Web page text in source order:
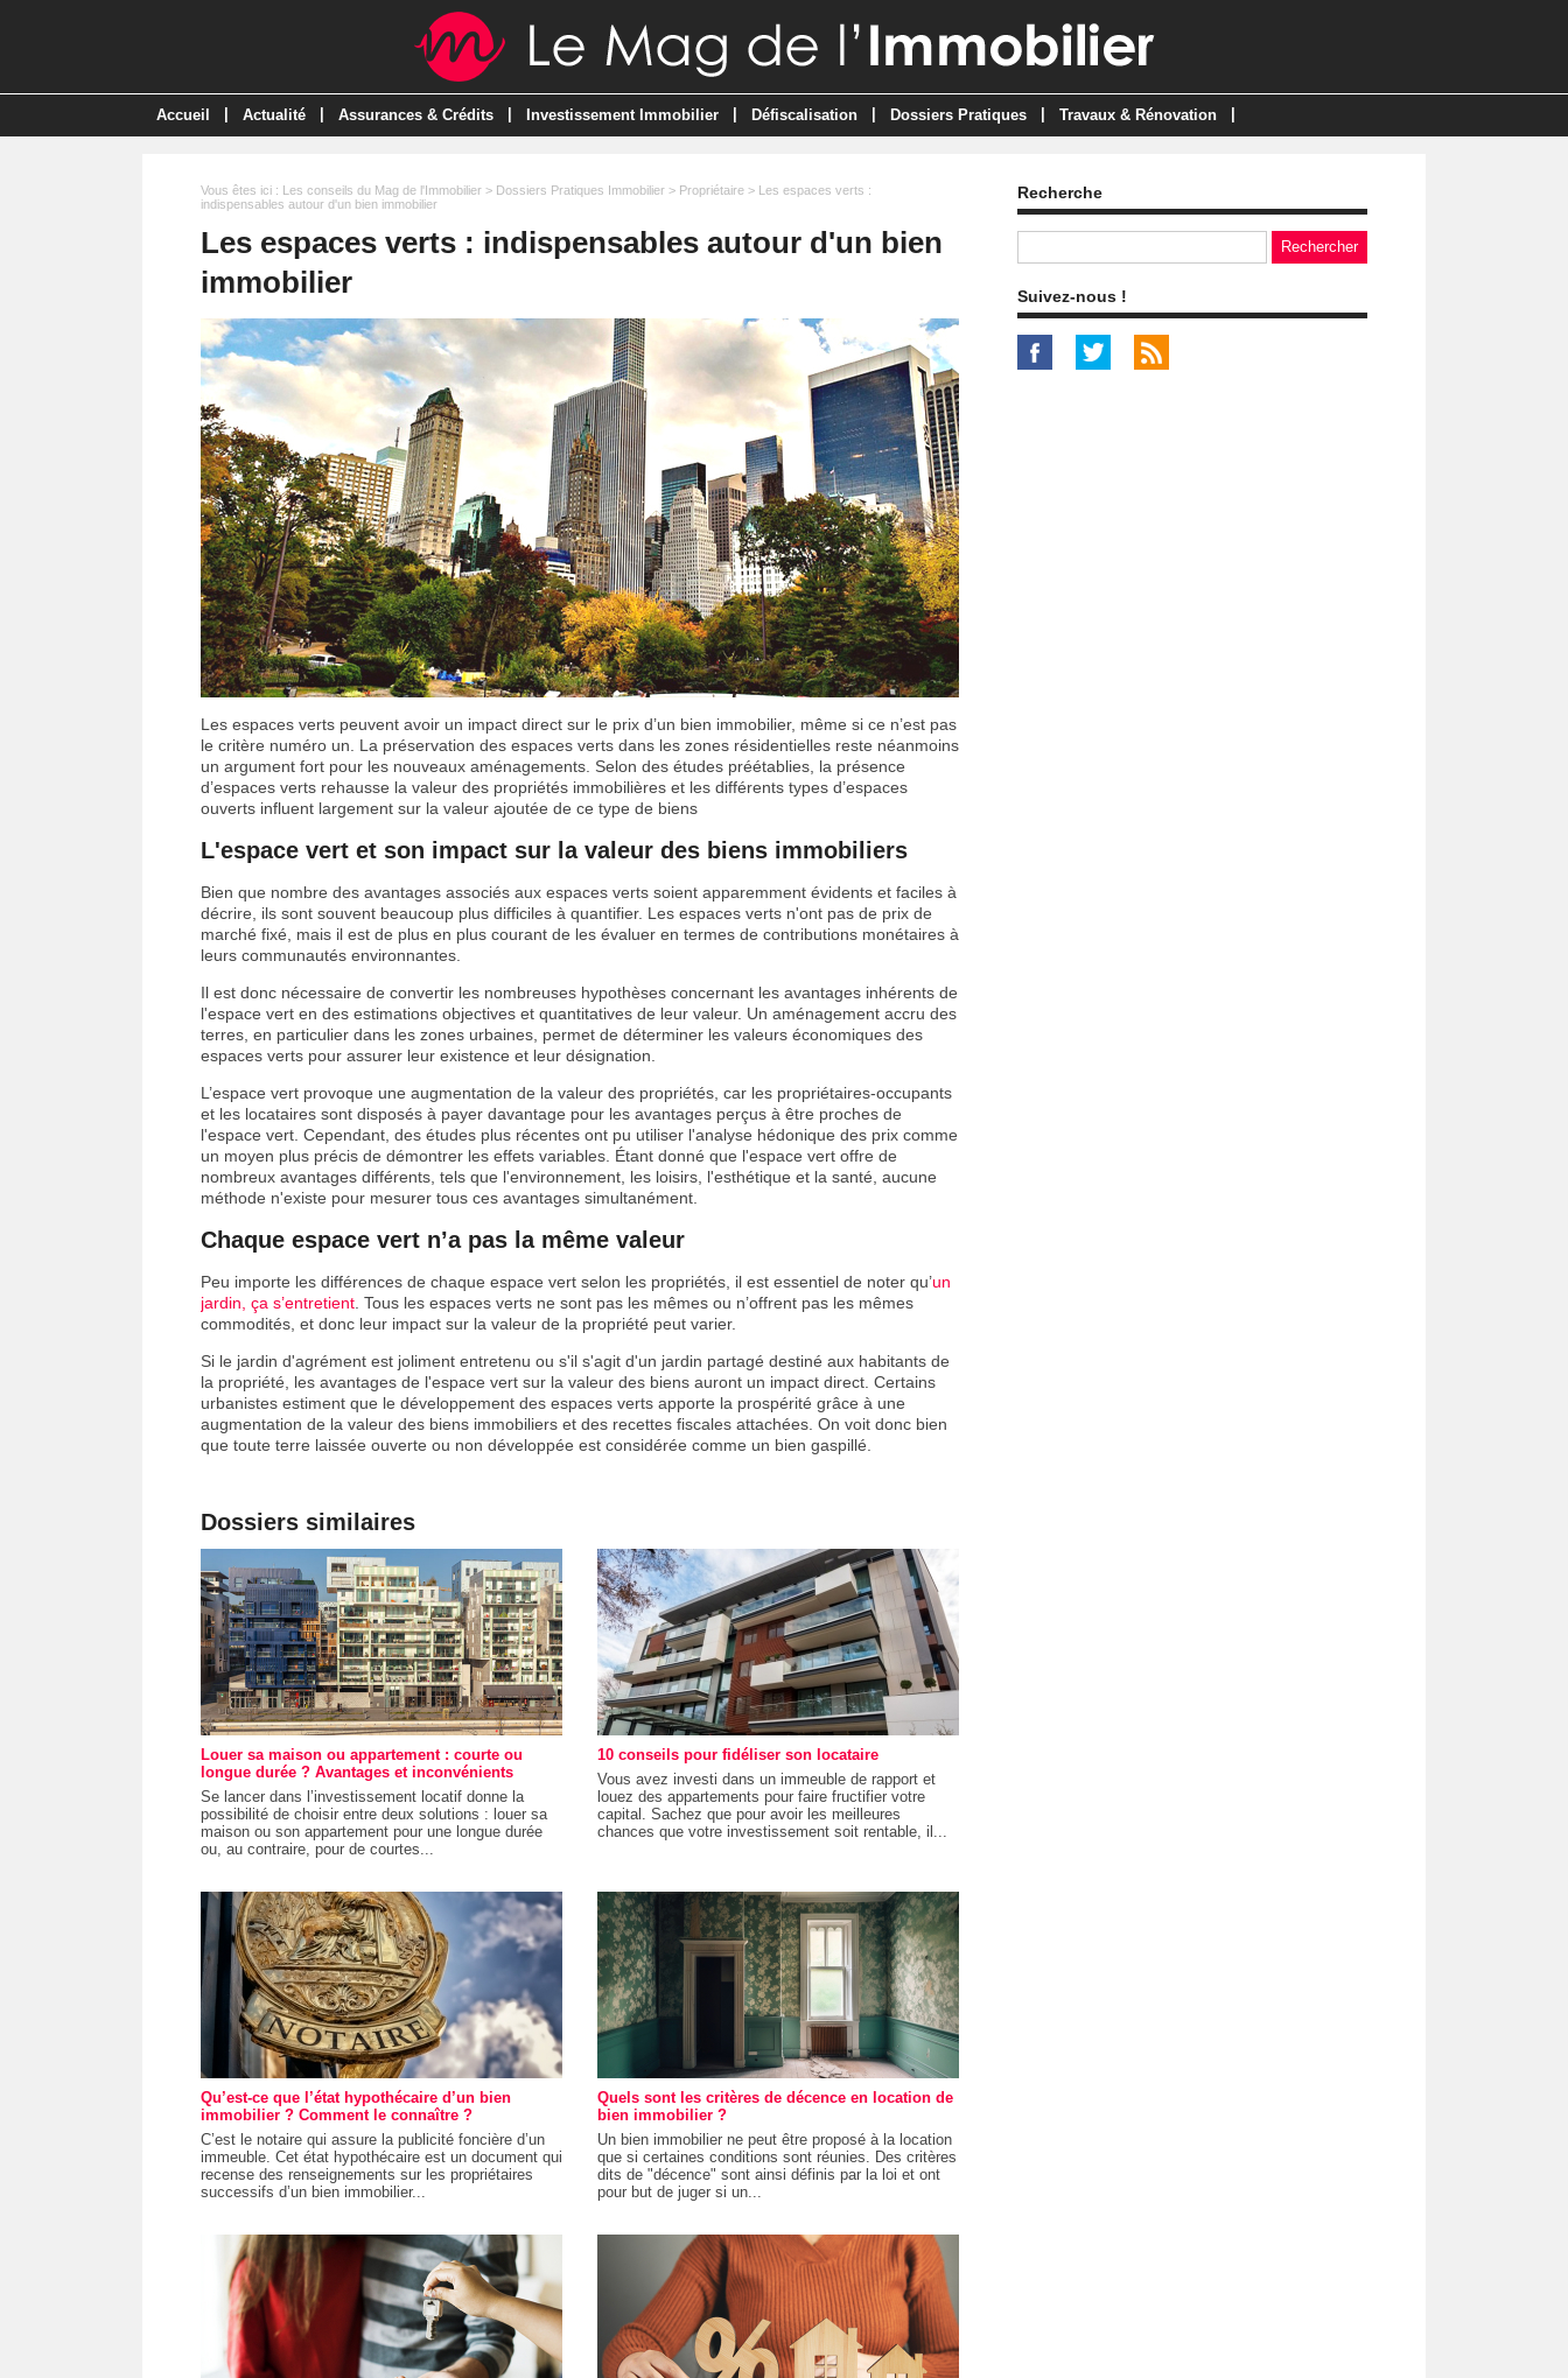
Accueil Actualité Assurances & Crédits Investissement Immobilier Défiscalisation Dossiers Pratiques Travaux & Rénovation
Vous êtes ici : Les conseils du Mag de l'Immobilier > Dossiers Pratiques Immobilier > Propriétaire > Les espaces verts :
indispensables autour d'un bien immobilier
Les espaces verts : indispensables autour d'un bien
immobilier
Les espaces verts peuvent avoir un impact direct sur le prix d’un bien immobilier, même si ce n’est pas
le critère numéro un. La préservation des espaces verts dans les zones résidentielles reste néanmoins
un argument fort pour les nouveaux aménagements. Selon des études préétablies, la présence
d’espaces verts rehausse la valeur des propriétés immobilières et les différents types d’espaces
ouverts influent largement sur la valeur ajoutée de ce type de biens
L'espace vert et son impact sur la valeur des biens immobiliers
Bien que nombre des avantages associés aux espaces verts soient apparemment évidents et faciles à
décrire, ils sont souvent beaucoup plus difficiles à quantifier. Les espaces verts n'ont pas de prix de
marché fixé, mais il est de plus en plus courant de les évaluer en termes de contributions monétaires à
leurs communautés environnantes.
Il est donc nécessaire de convertir les nombreuses hypothèses concernant les avantages inhérents de
l'espace vert en des estimations objectives et quantitatives de leur valeur. Un aménagement accru des
terres, en particulier dans les zones urbaines, permet de déterminer les valeurs économiques des
espaces verts pour assurer leur existence et leur désignation.
L’espace vert provoque une augmentation de la valeur des propriétés, car les propriétaires-occupants
et les locataires sont disposés à payer davantage pour les avantages perçus à être proches de
l'espace vert. Cependant, des études plus récentes ont pu utiliser l'analyse hédonique des prix comme
un moyen plus précis de démontrer les effets variables. Étant donné que l'espace vert offre de
nombreux avantages différents, tels que l'environnement, les loisirs, l'esthétique et la santé, aucune
méthode n'existe pour mesurer tous ces avantages simultanément.
Chaque espace vert n’a pas la même valeur
Peu importe les différences de chaque espace vert selon les propriétés, il est essentiel de noter qu’un
jardin, ça s’entretient . Tous les espaces verts ne sont pas les mêmes ou n’offrent pas les mêmes
commodités, et donc leur impact sur la valeur de la propriété peut varier.
Si le jardin d'agrément est joliment entretenu ou s'il s'agit d'un jardin partagé destiné aux habitants de
la propriété, les avantages de l'espace vert sur la valeur des biens auront un impact direct. Certains
urbanistes estiment que le développement des espaces verts apporte la prospérité grâce à une
augmentation de la valeur des biens immobiliers et des recettes fiscales attachées. On voit donc bien
que toute terre laissée ouverte ou non développée est considérée comme un bien gaspillé.
Dossiers similaires
Louer sa maison ou appartement : courte ou
longue durée ? Avantages et inconvénients
Se lancer dans l’investissement locatif donne la
possibilité de choisir entre deux solutions : louer sa
maison ou son appartement pour une longue durée
ou, au contraire, pour de courtes...
10 conseils pour fidéliser son locataire
Vous avez investi dans un immeuble de rapport et
louez des appartements pour faire fructifier votre
capital. Sachez que pour avoir les meilleures
chances que votre investissement soit rentable, il...
Qu’est-ce que l’état hypothécaire d’un bien
immobilier ? Comment le connaître ?
C’est le notaire qui assure la publicité foncière d’un
immeuble. Cet état hypothécaire est un document qui
recense des renseignements sur les propriétaires
successifs d’un bien immobilier...
Quels sont les critères de décence en location de
bien immobilier ?
Un bien immobilier ne peut être proposé à la location
que si certaines conditions sont réunies. Des critères
dits de "décence" sont ainsi définis par la loi et ont
pour but de juger si un...
Recherche
Suivez-nous !